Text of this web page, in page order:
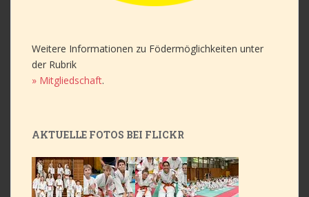
Weitere Informationen zu Födermöglichkeiten unter
der Rubrik
» Mitgliedschaft.
AKTUELLE FOTOS BEI FLICKR